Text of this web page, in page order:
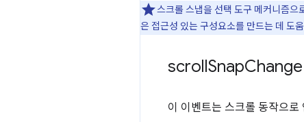
스크롤 스냅을 선택 도구 메커니즘으
은 접근성 있는 구성요소를 만드는 데 도
scrollSnapChange
이 이벤트는 스크롤 동작으